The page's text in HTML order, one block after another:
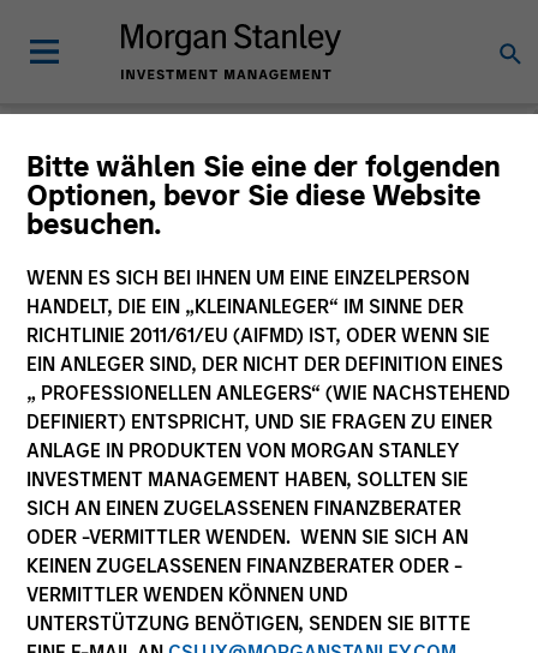
Bitte wählen Sie eine der folgenden
Optionen, bevor Sie diese Website
besuchen.
WENN ES SICH BEI IHNEN UM EINE EINZELPERSON
HANDELT, DIE EIN „KLEINANLEGER“ IM SINNE DER
RICHTLINIE 2011/61/EU (AIFMD) IST, ODER WENN SIE
EIN ANLEGER SIND, DER NICHT DER DEFINITION EINES
„ PROFESSIONELLEN ANLEGERS“ (WIE NACHSTEHEND
DEFINIERT) ENTSPRICHT, UND SIE FRAGEN ZU EINER
ANLAGE IN PRODUKTEN VON MORGAN STANLEY
INVESTMENT MANAGEMENT HABEN, SOLLTEN SIE
SICH AN EINEN ZUGELASSENEN FINANZBERATER
ODER -VERMITTLER WENDEN. WENN SIE SICH AN
KEINEN ZUGELASSENEN FINANZBERATER ODER -
VERMITTLER WENDEN KÖNNEN UND
UNTERSTÜTZUNG BENÖTIGEN, SENDEN SIE BITTE
Morgan Stanley
Investment Funds
Änderung des Fondsvehikels
Dieses Dokument ist ein Marketingdokument.
Die Wertentwicklung in der Vergangenheit ist kein
verlässlicher Indikator für die künftige Wertentwicklung.
Die Rendite kann infolge von Währungsschwankungen
steigen oder sinken. Alle Performanceangaben werden auf